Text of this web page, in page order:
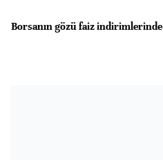
Borsanın gözü faiz indirimlerinde